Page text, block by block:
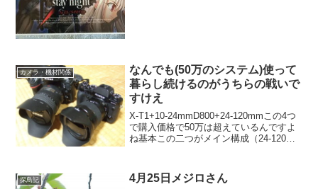
カメラ・機材関係
なんでも(50万のシステム)使って
暮らし続けるのがうちらの戦いで
すけえ
X-T1+10-24mmD800+24-120mmこの4つ
で購入価格で50万は超えているんですよ
ね基本この二つがメイン構成（24-120は
ね。富士フイルムののカメラ...
探鳥記 4月25日メジロさん